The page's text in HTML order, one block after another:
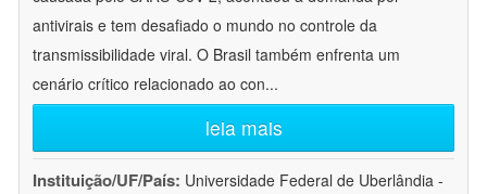
antivirais e tem desafiado o mundo no controle da
transmissibilidade viral. O Brasil também enfrenta um
cenário crítico relacionado ao con...
leia mais
Instituição/UF/País: Universidade Federal de Uberlândia -